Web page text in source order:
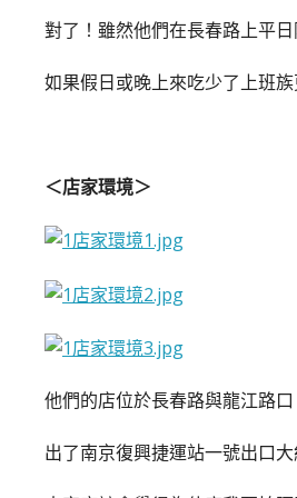
對了！雖然他們在長春路上平
如果假日或晚上來吃少了上班
＜店家環境＞
他們的店位於長春路與龍江路口
出了南京復興捷運站一號出口